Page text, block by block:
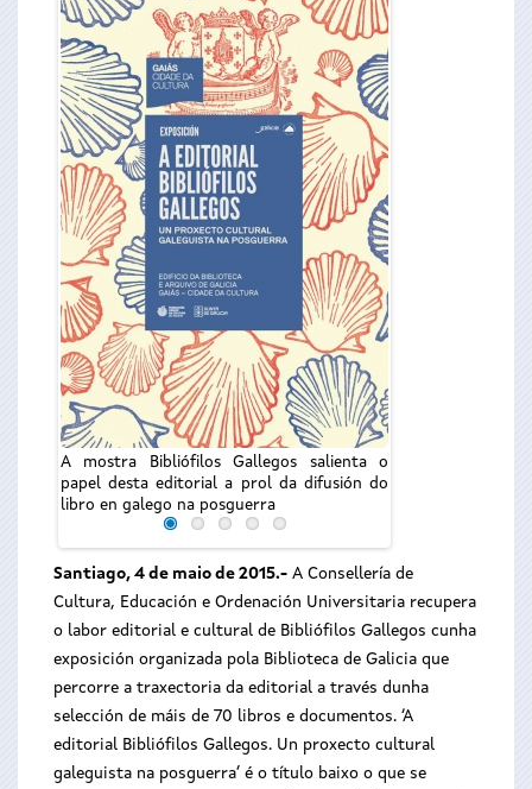
A mostra Bibliófilos Gallegos salienta o
papel desta editorial a prol da difusión do
libro en galego na posguerra
Santiago, 4 de maio de 2015.- A Consellería de
Cultura, Educación e Ordenación Universitaria recupera
o labor editorial e cultural de Bibliófilos Gallegos cunha
exposición organizada pola Biblioteca de Galicia que
percorre a traxectoria da editorial a través dunha
selección de máis de 70 libros e documentos. ‘A
editorial Bibliófilos Gallegos. Un proxecto cultural
galeguista na posguerra’ é o título baixo o que se